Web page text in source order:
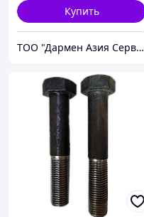
Купить
ТОО "Дармен Азия Сервис"